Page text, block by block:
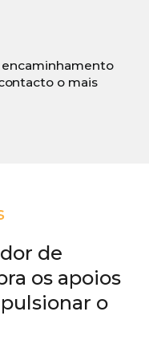
encaminhamento
o mais
de
os apoios
o